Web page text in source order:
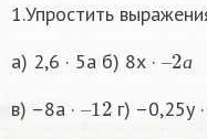
1.Упростить
а) 2,6 · 5а б) 8х ·
а
–а
в) –8а · 12
г) –0,25у